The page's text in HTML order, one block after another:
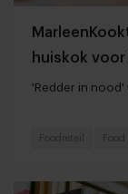
huiskok
'Redder in
Foodretail Food